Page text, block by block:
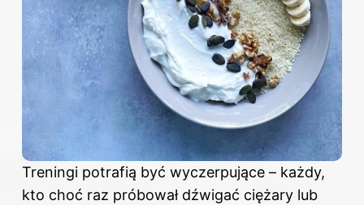
Treningi potrafią być wyczerpujące – każdy,
kto choć raz próbował dźwigać ciężary lub